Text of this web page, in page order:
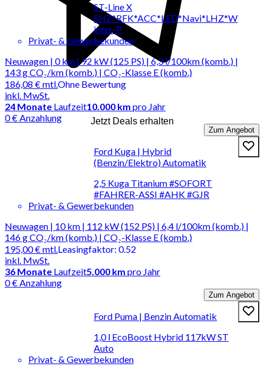
Jetzt Deals erhalten
ST-Line X
SHZ*RFK*ACC*LED*Navi*LHZ*W
inter-P
Privat- & Gewerbekunden
Neuwagen | 0 km | 92 kW (125 PS) | 6,3 l/100km (komb.) |
143 g CO₂/km (komb.) | CO₂-Klasse E (komb.)
186,08 €mtl.
inkl. MwSt.
Ohne Bewertung
24 Monate Laufzeit10.000 km pro Jahr
0 € Anzahlung
Zum Angebot
Ford Kuga | Hybrid
(Benzin/Elektro) Automatik
2,5 Kuga Titanium #SOFORT
#FAHRER-ASSI #AHK #GJR
Privat- & Gewerbekunden
Neuwagen | 10 km | 112 kW (152 PS) | 6,4 l/100km (komb.) |
146 g CO₂/km (komb.) | CO₂-Klasse E (komb.)
195,00 €mtl.
inkl. MwSt.
Leasingfaktor: 0.52
36 Monate Laufzeit5.000 km pro Jahr
0 € Anzahlung
Zum Angebot
Ford Puma | Benzin Automatik
1,0 l EcoBoost Hybrid 117kW ST
Auto
Privat- & Gewerbekunden